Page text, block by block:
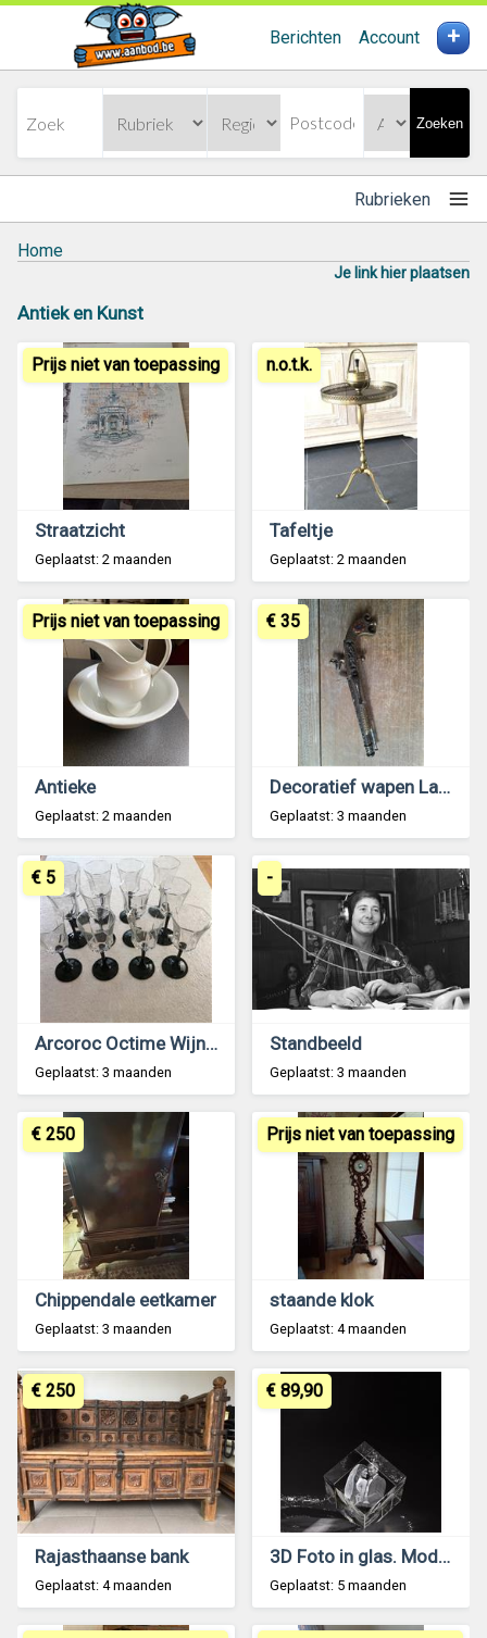
Berichten Account +
Zoeken
Rubrieken
Home
Je link hier plaatsen
Antiek en Kunst
Straatzicht
Geplaatst: 2 maanden
Prijs niet van toepassing
Tafeltje
Geplaatst: 2 maanden
n.o.t.k.
Antieke
Geplaatst: 2 maanden
Prijs niet van toepassing
Decoratief wapen Lacessit Murdoch
Geplaatst: 3 maanden
€ 35
Arcoroc Octime Wijnglas met Zwarte Voet - Eighties
Geplaatst: 3 maanden
€ 5
Standbeeld
Geplaatst: 3 maanden
-
Chippendale eetkamer
Geplaatst: 3 maanden
€ 250
staande klok
Geplaatst: 4 maanden
Prijs niet van toepassing
Rajasthaanse bank
Geplaatst: 4 maanden
€ 250
3D Foto in glas. Model: Kubus L !
Geplaatst: 5 maanden
€ 89,90